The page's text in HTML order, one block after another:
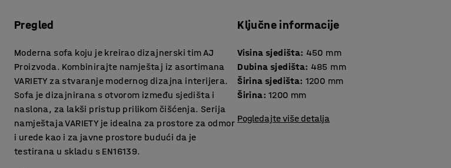
Pregled
Moderna sofa koju je kreirao dizajnerski tim AJ
Proizvoda. Kombinirajte namještaj iz asortimana
VARIETY za stvaranje modernog dizajna interijera.
Sofa je dizajnirana s otvorom između sjedišta i
naslona, za lakši pristup prilikom čišćenja. Serija
namještaja VARIETY je idealna za prostore za odmor
i urede kao i za javne prostore budući da je
testirana u skladu s EN16139.
Ključne informacije
Visina sjedišta: 450 mm
Dubina sjedišta: 485 mm
Širina sjedišta: 1200 mm
Širina: 1200 mm
Pogledajte više detalja